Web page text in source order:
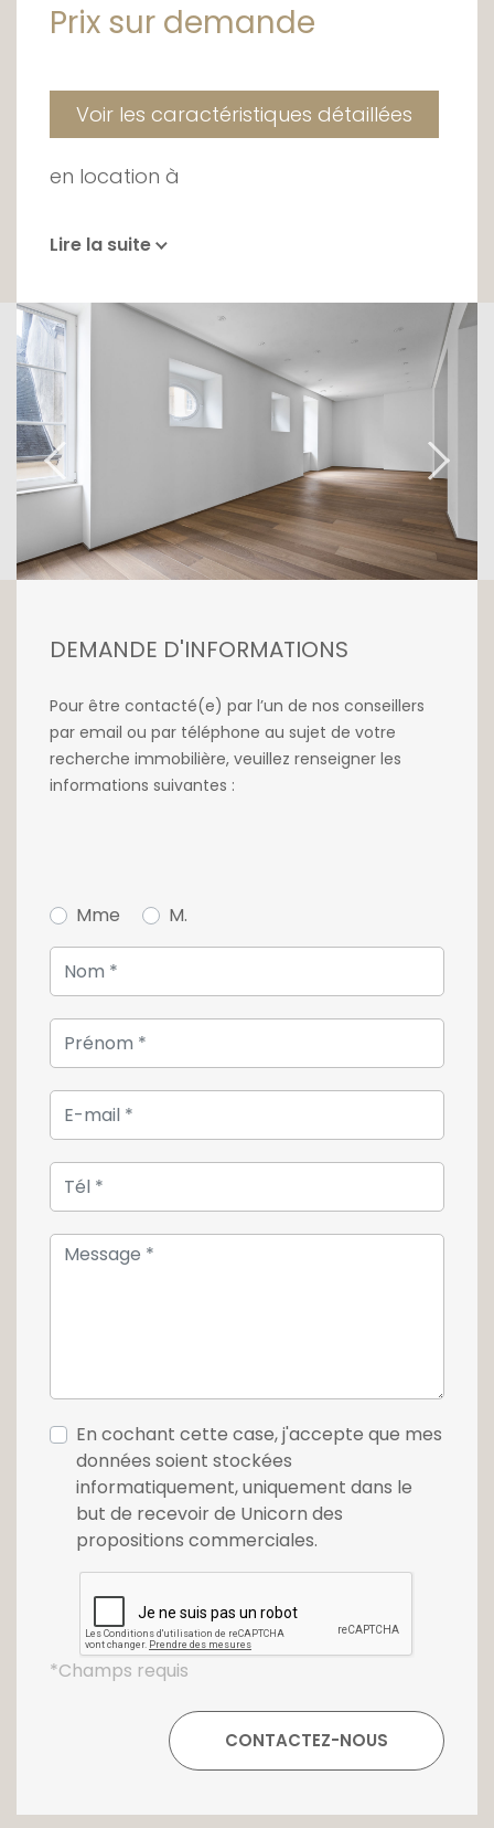
Prix sur demande
Voir les caractéristiques détaillées
en location à
Lire la suite
DEMANDE D'INFORMATIONS
Pour être contacté(e) par l’un de nos conseillers
par email ou par téléphone au sujet de votre
recherche immobilière, veuillez renseigner les
informations suivantes :
Mme M.
En cochant cette case, j'accepte que mes
données soient stockées
informatiquement, uniquement dans le
but de recevoir de Unicorn des
propositions commerciales.
*Champs requis